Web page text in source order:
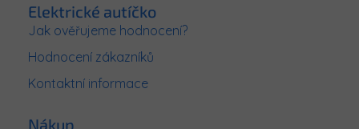
v
Elektrické autíčko
Jak ověřujeme hodnocení?
Hodnocení zákazníků
Kontaktní informace
Nákup